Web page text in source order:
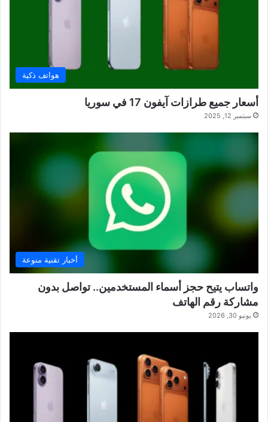
هواتف ذكية
أسعار جميع طرازات آيفون 17 في سوريا
سبتمبر 12, 2025
أخبار تقنية منوعة
واتساب يتيح حجز أسماء المستخدمين.. تواصل بدون
مشاركة رقم الهاتف
يونيو 30, 2026